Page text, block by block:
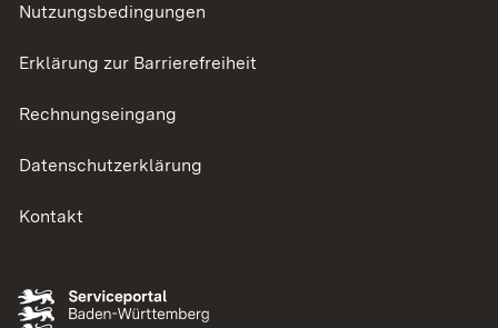
Nutzungsbedingungen
Erklärung zur Barrierefreiheit
Rechnungseingang
Datenschutzerklärung
Kontakt